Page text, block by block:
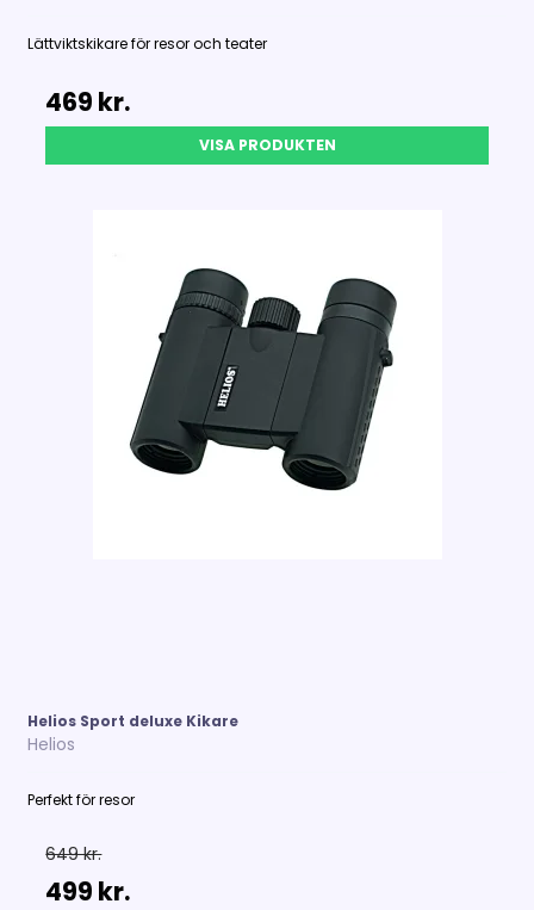
Lättviktskikare för resor och teater
469 kr.
VISA PRODUKTEN
Helios Sport deluxe Kikare
Helios
Perfekt för resor
649 kr.
499 kr.